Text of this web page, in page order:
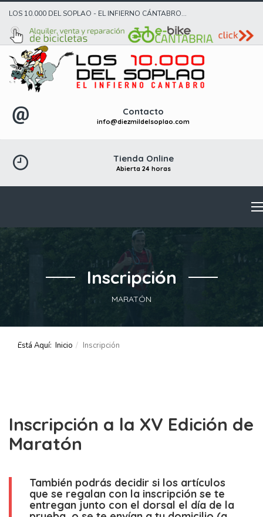
LOS 10.000 DEL SOPLAO - EL INFIERNO CÁNTABRO...
Contacto
info@diezmildelsoplao.com
Tienda Online
Abierta 24 horas
Inscripción
MARATÓN
Está Aquí: Inicio Inscripción
Inscripción a la XV Edición de
Maratón
También podrás decidir si los artículos
que se regalan con la inscripción se te
entregan junto con el dorsal el día de la